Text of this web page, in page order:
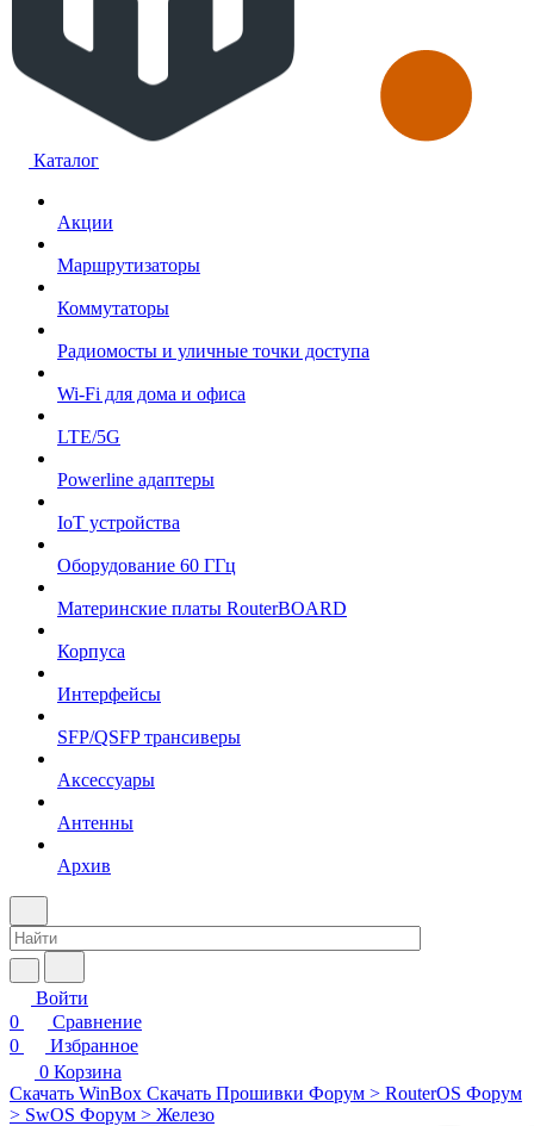
Каталог
Акции
Маршрутизаторы
Коммутаторы
Радиомосты и уличные точки доступа
Wi-Fi для дома и офиса
LTE/5G
Powerline адаптеры
IoT устройства
Оборудование 60 ГГц
Материнские платы RouterBOARD
Корпуса
Интерфейсы
SFP/QSFP трансиверы
Аксессуары
Антенны
Архив
Войти
0
Сравнение
0
Избранное
0 Корзина
Скачать WinBox Скачать Прошивки Форум > RouterOS Форум
> SwOS Форум > Железо